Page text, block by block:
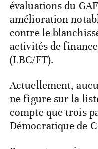
évaluations du
amélioration
contre le
activités de
(LBC/FT).
Actuellement,
ne figure sur la
compte que trois
Démocratique de